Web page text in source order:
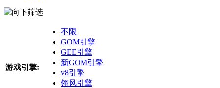
筛选
游戏引擎:
不限
GOM引擎
GEE引擎
新GOM引擎
v8引擎
翎风引擎